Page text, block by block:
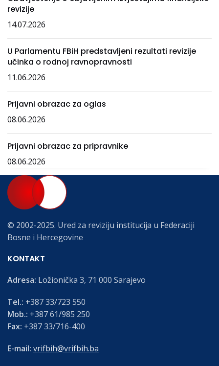
revizije
14.07.2026
U Parlamentu FBiH predstavljeni rezultati revizije
učinka o rodnoj ravnopravnosti
11.06.2026
Prijavni obrazac za oglas
08.06.2026
Prijavni obrazac za pripravnike
08.06.2026
© 2002-2025. Ured za reviziju institucija u Federaciji
Bosne i Hercegovine
KONTAKT
Adresa: Ložionička 3, 71 000 Sarajevo
Tel.: +387 33/723 550
Mob.: +387 61/985 250
Fax: +387 33/716-400
E-mail: vrifbih@vrifbih.ba